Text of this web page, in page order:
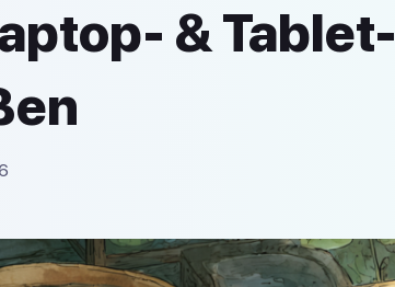
& Tablet-